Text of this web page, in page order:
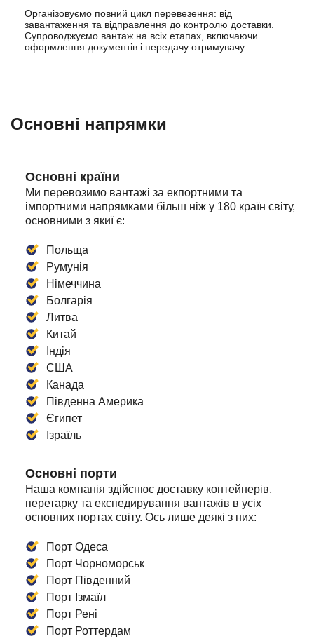
Організовуємо повний цикл перевезення: від
завантаження та відправлення до контролю доставки.
Супроводжуємо вантаж на всіх етапах, включаючи
оформлення документів і передачу отримувачу.
Основні напрямки
Основні країни
Ми перевозимо вантажі за екпортними та
імпортними напрямками більш ніж у 180 країн світу,
основними з якиї є:
Польща
Румунія
Німеччина
Болгарія
Литва
Китай
Індія
США
Канада
Південна Америка
Єгипет
Ізраїль
Основні порти
Наша компанія здійснює доставку контейнерів,
перетарку та експедирування вантажів в усіх
основних портах світу. Ось лише деякі з них:
Порт Одеса
Порт Чорноморськ
Порт Південний
Порт Ізмаїл
Порт Рені
Порт Роттердам